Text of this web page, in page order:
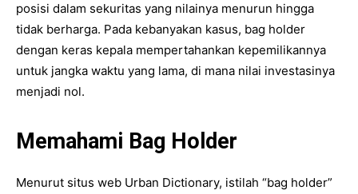
posisi dalam sekuritas yang nilainya menurun hingga
tidak berharga. Pada kebanyakan kasus, bag holder
dengan keras kepala mempertahankan kepemilikannya
untuk jangka waktu yang lama, di mana nilai investasinya
menjadi nol.
Memahami Bag Holder
Menurut situs web Urban Dictionary, istilah “bag holder”